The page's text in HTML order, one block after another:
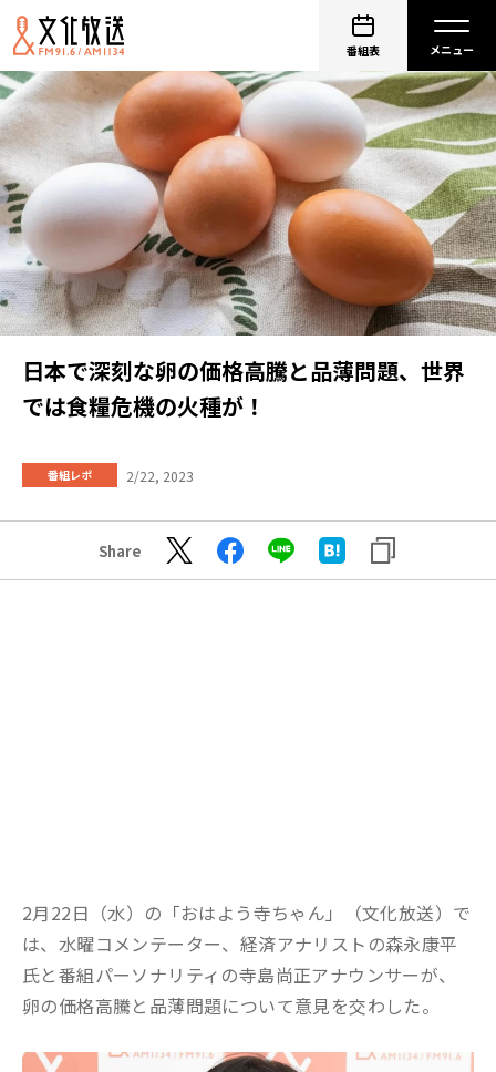
番組表
日本で深刻な卵の価格高騰と品薄問題、世界
では食糧危機の火種が！
番組レポ 2/22, 2023
Share
2月22日（水）の「おはよう寺ちゃん」（文化放送）で
は、水曜コメンテーター、経済アナリストの森永康平
氏と番組パーソナリティの寺島尚正アナウンサーが、
卵の価格高騰と品薄問題について意見を交わした。